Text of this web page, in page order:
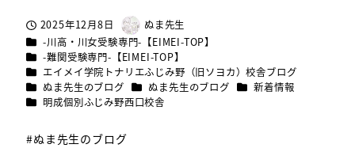
投稿日2025年12月8日
著
者
ぬま先生
カテゴリー
-川高・川女受験専門-【EIMEI-TOP】
カテゴリー
-難関受験専門-【EIMEI-TOP】
カテゴリー
エイメイ学院トナリエふじみ野（旧ソヨカ）校舎ブログ
カテゴリー
ぬま先生のブログ カテゴリー
ぬま先生のブログ カテゴリー
新着情報
カテゴリー
明成個別ふじみ野西口校舎
#ぬま先生のブログ